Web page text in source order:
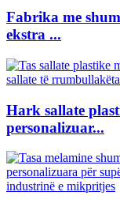
Fabrika me
ekstra ...
Hark sallate
personalizuar...